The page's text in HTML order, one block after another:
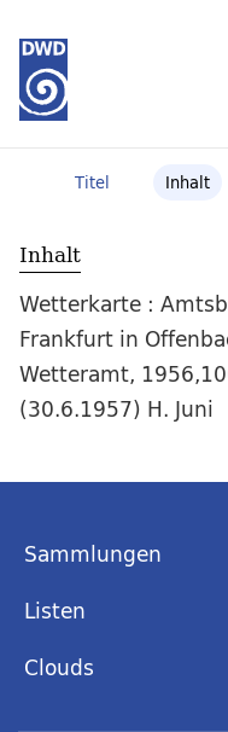
Titel Inhalt
Inhalt
Wetterkarte :
Frankfurt in
Wetteramt,
(30.6.1957) H. Juni
Sammlungen
Listen
Clouds